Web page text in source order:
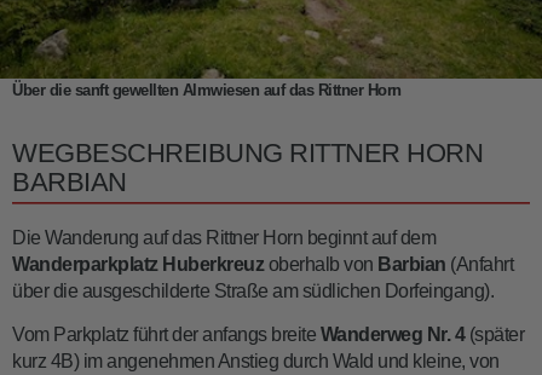
Über die sanft gewellten Almwiesen auf das Rittner Horn
WEGBESCHREIBUNG RITTNER HORN
BARBIAN
Die Wanderung auf das Rittner Horn beginnt auf dem
Wanderparkplatz Huberkreuz oberhalb von Barbian (Anfahrt
über die ausgeschilderte Straße am südlichen Dorfeingang).
Vom Parkplatz führt der anfangs breite Wanderweg Nr. 4(später
kurz 4B) im angenehmen Anstieg durch Wald und kleine, von